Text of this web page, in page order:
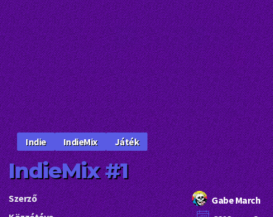
Indie IndieMix Játék
IndieMix #1
Szerző
Gabe March